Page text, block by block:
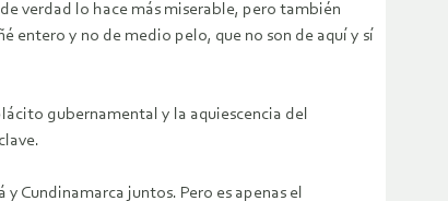
verdad lo hace más miserable, pero también
entero y no de medio pelo, que no son de aquí y sí
gubernamental y la aquiescencia del
Cundinamarca juntos. Pero es apenas el